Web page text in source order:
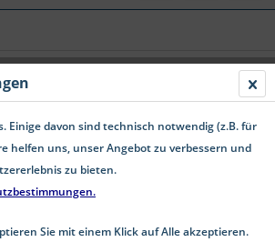
Stahl verzinkt
Einige davon sind technisch notwendig (z.B. für
helfen uns, unser Angebot zu verbessern und
zu bieten.
Sie mit einem Klick auf Alle akzeptieren.